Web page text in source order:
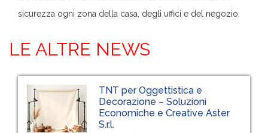
sicurezza ogni zona della casa, degli uffici e del negozio.
LE ALTRE NEWS
TNT per Oggettistica e
Decorazione – Soluzioni
Economiche e Creative Aster
S.r.l.